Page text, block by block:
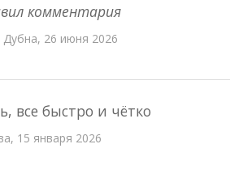
комментария
Дубна, 26 июня 2026
все быстро и чётко
15 января 2026